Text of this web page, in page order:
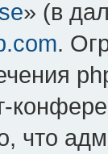
» (в
.
что